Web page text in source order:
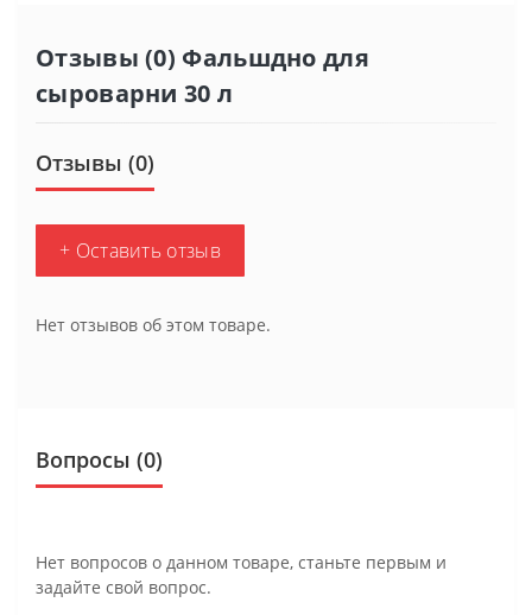
Отзывы (0) Фальшдно для
сыроварни 30 л
Отзывы (0)
+ Оставить отзыв
Нет отзывов об этом товаре.
Вопросы (0)
Нет вопросов о данном товаре, станьте первым и
задайте свой вопрос.